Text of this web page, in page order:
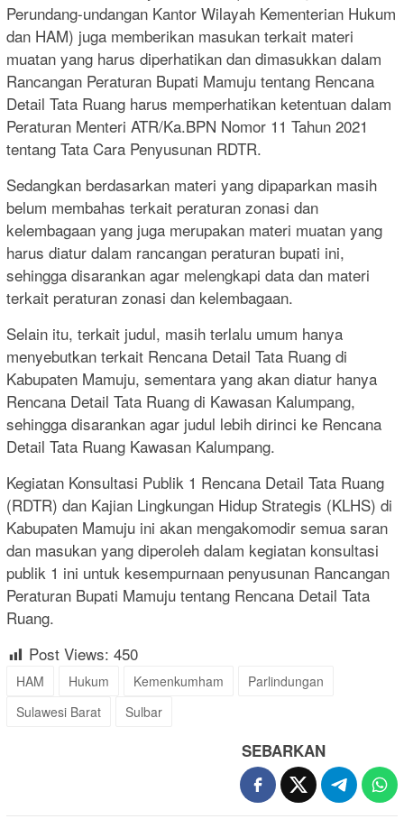
Perundang-undangan Kantor Wilayah Kementerian Hukum
dan HAM) juga memberikan masukan terkait materi
muatan yang harus diperhatikan dan dimasukkan dalam
Rancangan Peraturan Bupati Mamuju tentang Rencana
Detail Tata Ruang harus memperhatikan ketentuan dalam
Peraturan Menteri ATR/Ka.BPN Nomor 11 Tahun 2021
tentang Tata Cara Penyusunan RDTR.
Sedangkan berdasarkan materi yang dipaparkan masih
belum membahas terkait peraturan zonasi dan
kelembagaan yang juga merupakan materi muatan yang
harus diatur dalam rancangan peraturan bupati ini,
sehingga disarankan agar melengkapi data dan materi
terkait peraturan zonasi dan kelembagaan.
Selain itu, terkait judul, masih terlalu umum hanya
menyebutkan terkait Rencana Detail Tata Ruang di
Kabupaten Mamuju, sementara yang akan diatur hanya
Rencana Detail Tata Ruang di Kawasan Kalumpang,
sehingga disarankan agar judul lebih dirinci ke Rencana
Detail Tata Ruang Kawasan Kalumpang.
Kegiatan Konsultasi Publik 1 Rencana Detail Tata Ruang
(RDTR) dan Kajian Lingkungan Hidup Strategis (KLHS) di
Kabupaten Mamuju ini akan mengakomodir semua saran
dan masukan yang diperoleh dalam kegiatan konsultasi
publik 1 ini untuk kesempurnaan penyusunan Rancangan
Peraturan Bupati Mamuju tentang Rencana Detail Tata
Ruang.
Post Views: 450
HAM Hukum Kemenkumham
Parlindungan
Sulawesi Barat
Sulbar
SEBARKAN